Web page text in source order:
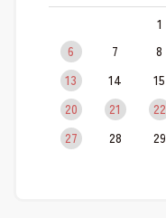
1
6
7 8
13
14 15
20
21 22
27
28 29